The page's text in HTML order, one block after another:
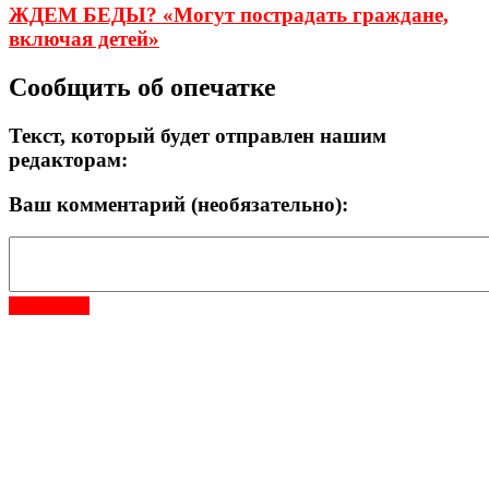
ЖДЕМ БЕДЫ? «Могут пострадать граждане,
включая детей»
Сообщить об опечатке
Текст, который будет отправлен нашим
редакторам:
Ваш комментарий (необязательно):